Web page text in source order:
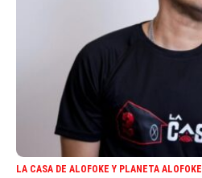
LA CASA DE ALOFOKE Y PLANETA ALOFOKE